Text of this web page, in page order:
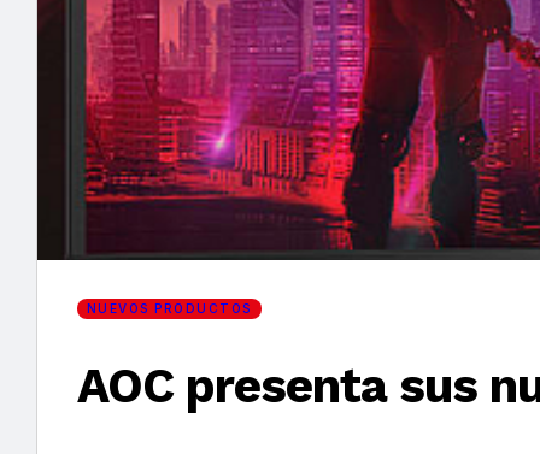
EVENTOS
HEMEROTECA
Encuentra tu noticia
NUEVOS PRODUCTOS
AOC presenta sus